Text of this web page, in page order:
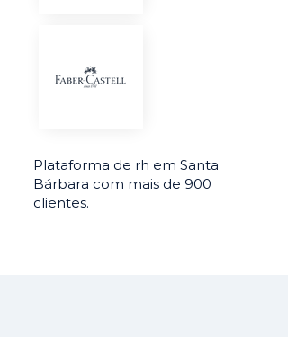
Plataforma de rh em Santa
Bárbara com mais de 900
clientes.